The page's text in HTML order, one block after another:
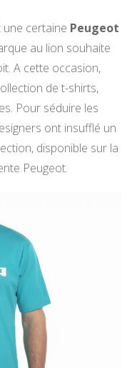
une certaine Peugeot
au lion souhaite
A cette occasion,
de t-shirts,
Pour séduire les
ont insufflé un
disponible sur la
Peugeot.